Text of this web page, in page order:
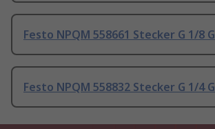
Festo NPQM 558661 Stecker G 1/8 G
Festo NPQM 558832 Stecker G 1/4 G